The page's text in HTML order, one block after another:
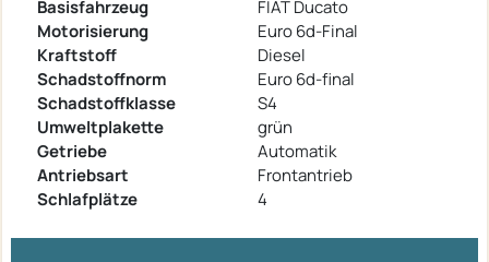
Basisfahrzeug
FIAT Ducato
Motorisierung
Euro 6d-Final
Kraftstoff
Diesel
Schadstoffnorm
Euro 6d-final
Schadstoffklasse
S4
Umweltplakette
grün
Getriebe
Automatik
Antriebsart
Frontantrieb
Schlafplätze
4